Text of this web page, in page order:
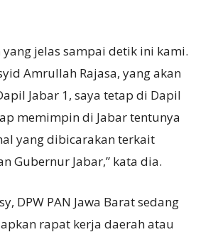
yang jelas sampai detik ini kami.
Amrullah Rajasa, yang akan
Jabar 1, saya tetap di Dapil
memimpin di Jabar tentunya
yang dibicarakan terkait
Gubernur Jabar,” kata dia.
DPW PAN Jawa Barat sedang
rapat kerja daerah atau